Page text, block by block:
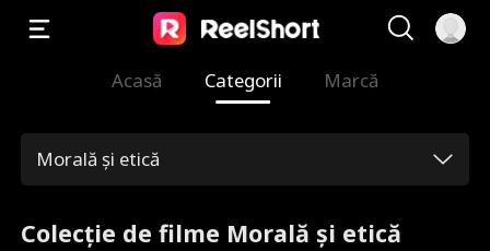
Acasă Categorii Marcă
Morală și etică
Colecție de filme Morală și etică